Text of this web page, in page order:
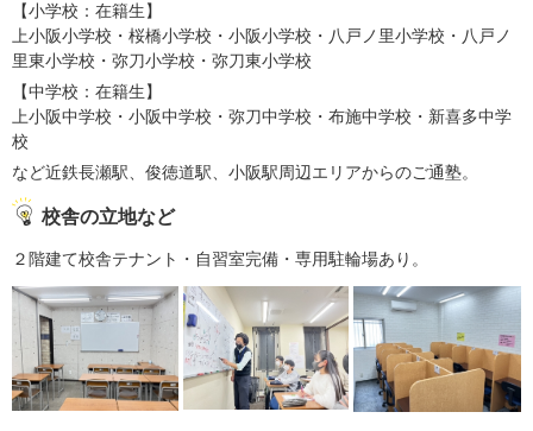
【小学校：在籍生】
上小阪小学校・桜橋小学校・小阪小学校・八戸ノ里小学校・八戸ノ
里東小学校・弥刀小学校・弥刀東小学校
【中学校：在籍生】
上小阪中学校・小阪中学校・弥刀中学校・布施中学校・新喜多中学
校
など近鉄長瀬駅、俊徳道駅、小阪駅周辺エリアからのご通塾。
校舎の立地など
２階建て校舎テナント・自習室完備・専用駐輪場あり。